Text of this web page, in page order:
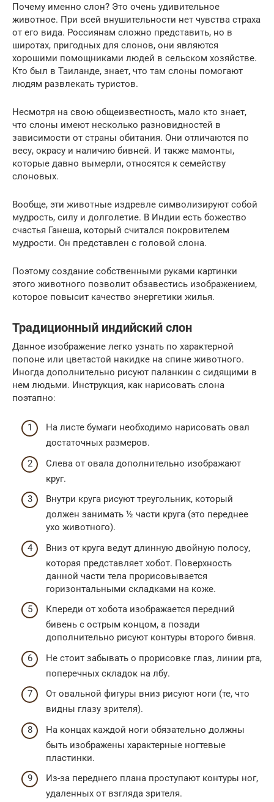
Почему именно слон? Это очень удивительное
животное. При всей внушительности нет чувства страха
от его вида. Россиянам сложно представить, но в
широтах, пригодных для слонов, они являются
хорошими помощниками людей в сельском хозяйстве.
Кто был в Таиланде, знает, что там слоны помогают
людям развлекать туристов.
Несмотря на свою общеизвестность, мало кто знает,
что слоны имеют несколько разновидностей в
зависимости от страны обитания. Они отличаются по
весу, окрасу и наличию бивней. И также мамонты,
которые давно вымерли, относятся к семейству
слоновых.
Вообще, эти животные издревле символизируют собой
мудрость, силу и долголетие. В Индии есть божество
счастья Ганеша, который считался покровителем
мудрости. Он представлен с головой слона.
Поэтому создание собственными руками картинки
этого животного позволит обзавестись изображением,
которое повысит качество энергетики жилья.
Традиционный индийский слон
Данное изображение легко узнать по характерной
попоне или цветастой накидке на спине животного.
Иногда дополнительно рисуют паланкин с сидящими в
нем людьми. Инструкция, как нарисовать слона
поэтапно:
На листе бумаги необходимо нарисовать овал
достаточных размеров.
Слева от овала дополнительно изображают
круг.
Внутри круга рисуют треугольник, который
должен занимать ½ части круга (это переднее
ухо животного).
Вниз от круга ведут длинную двойную полосу,
которая представляет хобот. Поверхность
данной части тела прорисовывается
горизонтальными складками на коже.
Кпереди от хобота изображается передний
бивень с острым концом, а позади
дополнительно рисуют контуры второго бивня.
Не стоит забывать о прорисовке глаз, линии рта,
поперечных складок на лбу.
От овальной фигуры вниз рисуют ноги (те, что
видны глазу зрителя).
На концах каждой ноги обязательно должны
быть изображены характерные ногтевые
пластинки.
Из-за переднего плана проступают контуры ног,
удаленных от взгляда зрителя.